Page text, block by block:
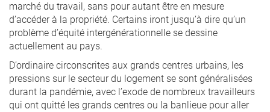
marché du travail, sans pour autant être en mesure
d’accéder à la propriété. Certains iront jusqu’à dire qu’un
problème d’équité intergénérationnelle se dessine
actuellement au pays.
D’ordinaire circonscrites aux grands centres urbains, les
pressions sur le secteur du logement se sont généralisées
durant la pandémie, avec l’exode de nombreux travailleurs
qui ont quitté les grands centres ou la banlieue pour aller